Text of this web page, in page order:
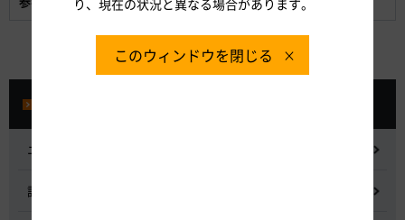
ニュースリリース
記者会見
このウィンドウを閉じる